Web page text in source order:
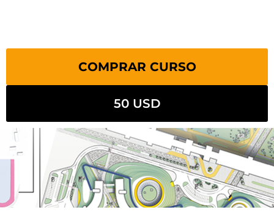
COMPRAR CURSO
50 USD